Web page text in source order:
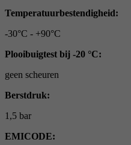
Temperatuurbestendigheid:
-30°C - +90°C
Plooibuigtest bij -20 °C:
geen scheuren
Berstdruk:
1,5 bar
EMICODE: